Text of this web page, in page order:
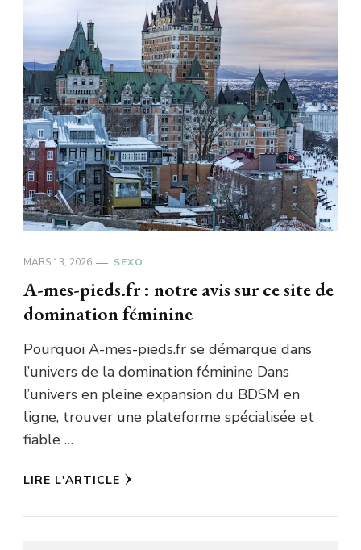
MARS 13, 2026 SEXO
A-mes-pieds.fr : notre avis sur ce site de
domination féminine
Pourquoi A-mes-pieds.fr se démarque dans
l’univers de la domination féminine Dans
l’univers en pleine expansion du BDSM en
ligne, trouver une plateforme spécialisée et
fiable …
LIRE L'ARTICLE